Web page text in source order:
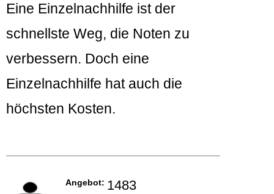
Eine Einzelnachhilfe ist der
schnellste Weg, die Noten zu
verbessern. Doch eine
Einzelnachhilfe hat auch die
höchsten Kosten.
Angebot: 1483